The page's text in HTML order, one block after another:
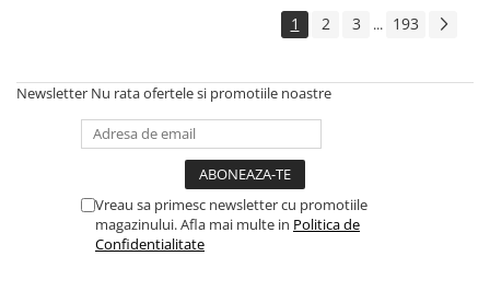
Literatura Romana
Carte Prescolara, Joc
Carti cartonate
1 2 3 ... 193
Newsletter Nu rata ofertele si promotiile noastre
Vreau sa primesc newsletter cu promotiile
magazinului. Afla mai multe in Politica de
Confidentialitate